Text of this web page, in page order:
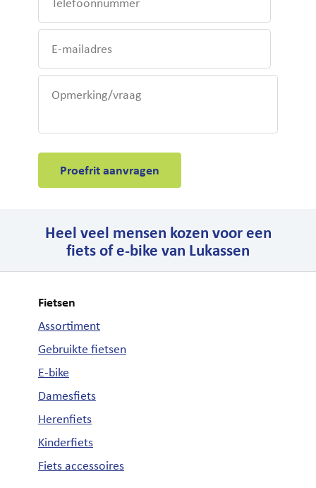
Heel veel mensen kozen voor een
fiets of e-bike van Lukassen
Fietsen
Assortiment
Gebruikte fietsen
E-bike
Damesfiets
Herenfiets
Kinderfiets
Fiets accessoires